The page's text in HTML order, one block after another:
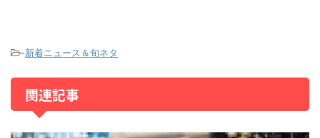
-新着ニュース＆旬ネタ
関連記事